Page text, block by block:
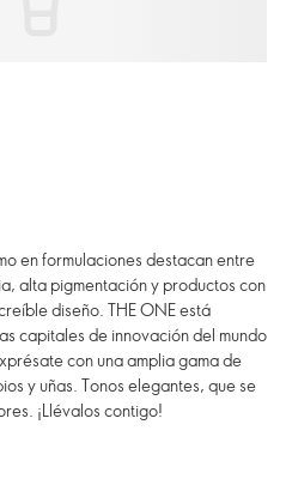
en formulaciones destacan entre
alta pigmentación y productos con
diseño. THE ONE está
capitales de innovación del mundo
con una amplia gama de
y uñas. Tonos elegantes, que se
¡Llévalos contigo!